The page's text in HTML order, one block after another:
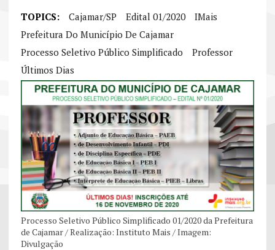
TOPICS: Cajamar/SP Edital 01/2020
IMais
Prefeitura Do Município De Cajamar
Processo Seletivo Público Simplificado
Professor
Últimos Dias
Processo Seletivo Público Simplificado 01/2020 da Prefeitura
de Cajamar / Realização: Instituto Mais / Imagem:
Divulgação